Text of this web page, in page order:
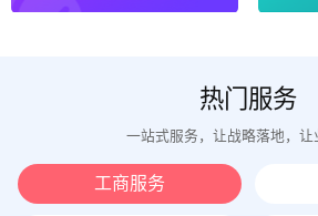
热门服务
一站式服务，让战略落地，让
工商服务